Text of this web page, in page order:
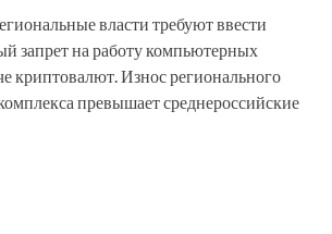
власти требуют ввести
запрет на работу компьютерных
криптовалют. Износ регионального
превышает среднероссийские